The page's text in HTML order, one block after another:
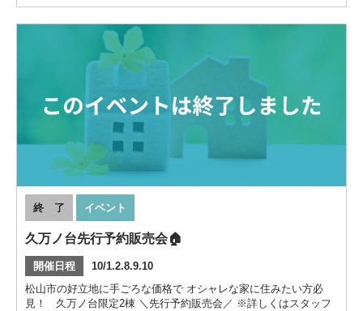
終 了 イベント
久万ノ台先行予約販売会🏠
開催日程
10/1.2.8.9.10
松山市の好立地に手ごろな価格で オシャレな家に住みたい方必
見！ 久万ノ台限定2棟 ＼先行予約販売会／ ※詳しくはスタッフ